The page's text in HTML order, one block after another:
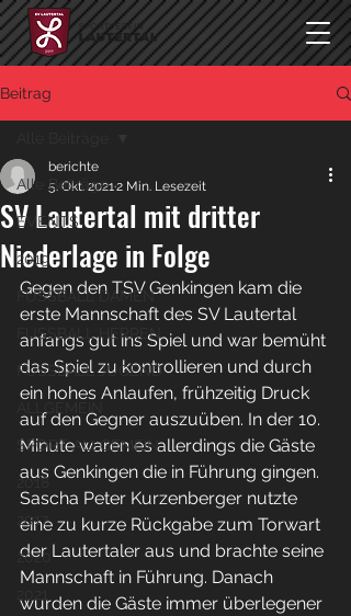
Beitrag
Alle Beiträge
EVENTS
2019
FUSSBALL DAMEN
FUSSBALL HERREN
FUSSBALL JUGEND
SPORT ALLGEMEIN
2018
2017
2020
SV Lautertal mit dritter
Niederlage in Folge
berichte
5. Okt. 20212 Min. Lesezeit
Gegen den TSV Genkingen kam die
erste Mannschaft des SV Lautertal
anfangs gut ins Spiel und war bemüht
das Spiel zu kontrollieren und durch
ein hohes Anlaufen, frühzeitig Druck
auf den Gegner auszuüben. In der 10.
Minute waren es allerdings die Gäste
aus Genkingen die in Führung gingen.
Sascha Peter Kurzenberger nutzte
eine zu kurze Rückgabe zum Torwart
der Lautertaler aus und brachte seine
Mannschaft in Führung. Danach
wurden die Gäste immer überlegener